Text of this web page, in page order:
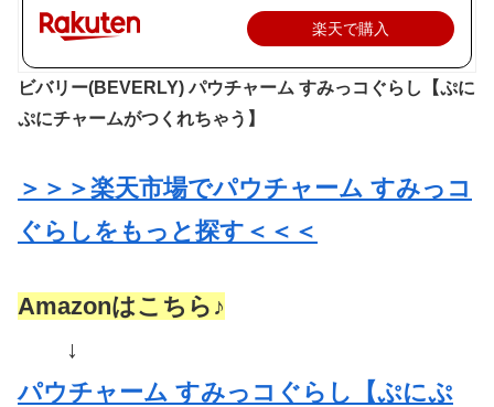
楽天で購入
ビバリー(BEVERLY) パウチャーム すみっコぐらし【ぷに
ぷにチャームがつくれちゃう】
＞＞＞楽天市場でパウチャーム すみっコ
ぐらしをもっと探す＜＜＜
Amazonはこちら♪
↓
パウチャーム すみっコぐらし【ぷにぷ